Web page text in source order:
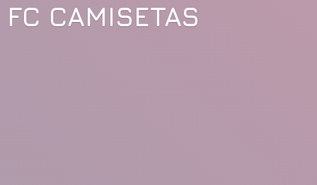
FC CAMISETAS